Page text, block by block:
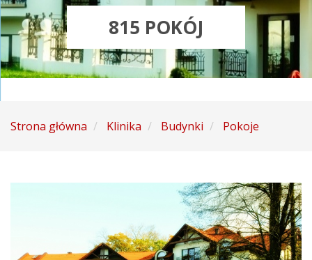
815 POKÓJ
Strona główna Klinika Budynki Pokoje